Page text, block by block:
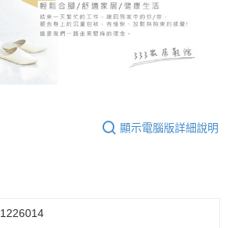
顯示電腦版詳細說明
1226014